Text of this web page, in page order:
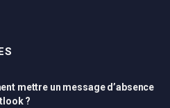
mettre un message d’absence
?